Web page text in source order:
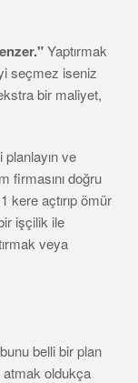
Yaptırmak
seçmez iseniz
bir maliyet,
planlayın ve
firmasını doğru
kere açtırıp ömür
işçilik ile
veya
belli bir plan
atmak oldukça